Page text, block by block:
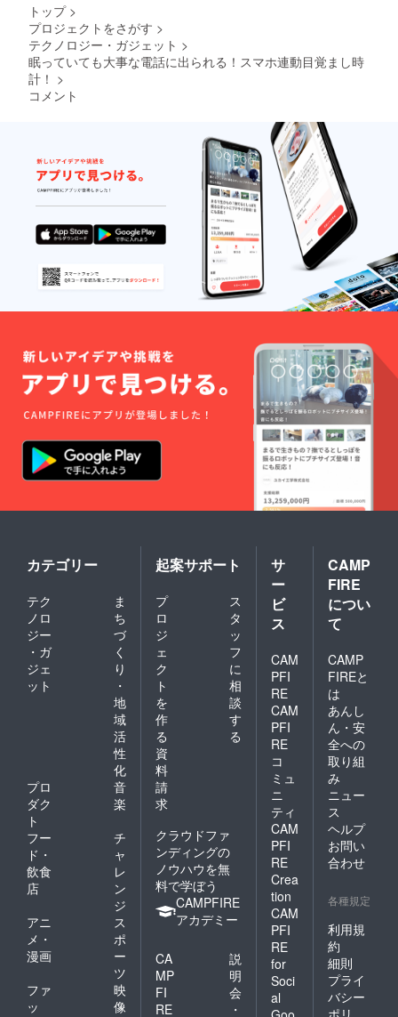
トップ >
プロジェクトをさがす >
テクノロジー・ガジェット >
眠っていても大事な電話に出られる！スマホ連動目覚まし時
計！ >
コメント
カテゴリー
テク
ノロ
ジー
・ガ
ジェ
ット
ま
ち
づ
く
り
・
地
域
活
性
化
プロ
ダク
ト
音
楽
フー
ド・
飲食
店
チ
ャ
レ
ン
ジ
アニ
メ・
漫画
ス
ポ
ー
ツ
ファ
ッ
映
像
起案サポート
プ
ロ
ジ
ェ
ク
ト
を
作
る
ス
タ
ッ
フ
に
相
談
す
る
資
料
請
求
クラウドファ
ンディングの
ノウハウを無
料で学ぼう
CAMPFIRE
アカデミー
CA
MP
FI
RE
説
明
会
・
サ
ー
ビ
ス
CAM
PFI
RE
CAM
PFI
RE
コ
ミュ
ニ
ティ
CAM
PFI
RE
Crea
tion
CAM
PFI
RE
for
Soci
al
CAMP
FIRE
につい
て
CAMP
FIREと
は
あんし
ん・安
全への
取り組
み
ニュー
ス
ヘルプ
お問い
合わせ
各種規定
利用規
約
細則
プライ
バシー
ポリ